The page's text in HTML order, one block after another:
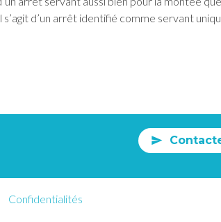
s’agit d’un arrêt identifié comme servant
Confidentialités